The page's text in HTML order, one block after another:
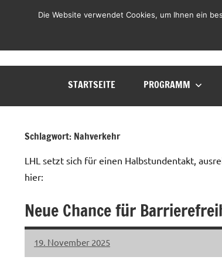
LHL
Liste
STARTSEITE PROGRAMM
Schlagwort: Nahverkehr
LHL setzt sich für einen Halbstundentakt,
hier:
Neue Chance für
19. November 2025
LHL
Keine
Die Website verwendet Cookies, um Ihnen ein